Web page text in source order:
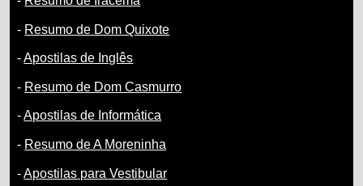
- Resumo de Dom Quixote
-Apostilas de Inglês
- Resumo de Dom Casmurro
-Apostilas de Informática
- Resumo de A Moreninha
-Apostilas para Vestibular